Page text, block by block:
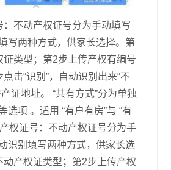
：不动产权证号分为手动填写
写两种方式，供家长选择。第
证类型；第2步上传产权有编号
击“识别”，自动识别出来“不
证地址。 “共有方式”分为单独
选项 。适用 “有户有房”与 “有
权证号：不动产权证号分为手
识别填写两种方式，供家长选
动产权证类型；第2步上传产权